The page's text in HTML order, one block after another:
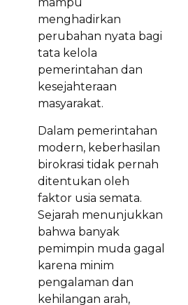
menghadirkan
perubahan nyata bagi
tata kelola
pemerintahan dan
kesejahteraan
masyarakat.
Dalam pemerintahan
modern, keberhasilan
birokrasi tidak pernah
ditentukan oleh
faktor usia semata.
Sejarah menunjukkan
bahwa banyak
pemimpin muda gagal
karena minim
pengalaman dan
kehilangan arah,